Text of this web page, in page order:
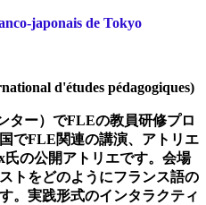
japonais de Tokyo
d'études pédagogiques)
ー）でFLEの教員研修プロ
でFLE関連の講演、アトリエ
氏の公開アトリエです。会場
トをどのようにフランス語の
。実践形式のインタラクティ